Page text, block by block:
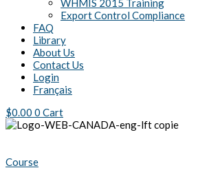
WHMIS 2015 Training
Export Control Compliance
FAQ
Library
About Us
Contact Us
Login
Français
$0.00 0 Cart
Course